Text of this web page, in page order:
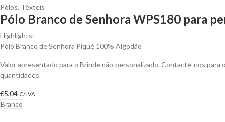
Pólos, Têxteis
Pólo Branco de Senhora WPS180 para
Highlights:
Pólo Branco de Senhora Piqué 100% Algodão
Valor apresentado para o Brinde não personalizado. Contacte-nos
quantidades.
€5,04 C/ IVA
Branco